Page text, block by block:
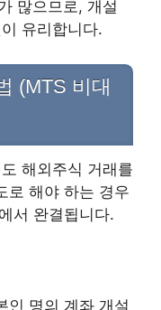
많으므로, 개설
유리합니다.
(MTS 비대
해외주식 거래를
로 해야 하는 경우
서 완결됩니다.
인 명의 계좌 개설